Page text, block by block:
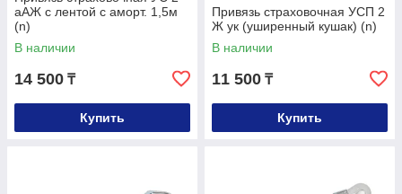
аАЖ с лентой с аморт. 1,5м
(n)
В наличии
14 500 ₸
Купить
Привязь страховочная УСП 2
Ж ук (уширенный кушак) (n)
В наличии
11 500 ₸
Купить